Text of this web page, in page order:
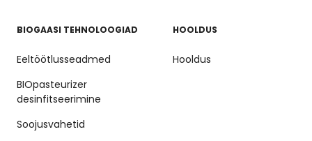
BIOGAASI TEHNOLOOGIAD
Eeltöötlusseadmed
BIOpasteurizer
desinfitseerimine
Soojusvahetid
HOOLDUS
Hooldus